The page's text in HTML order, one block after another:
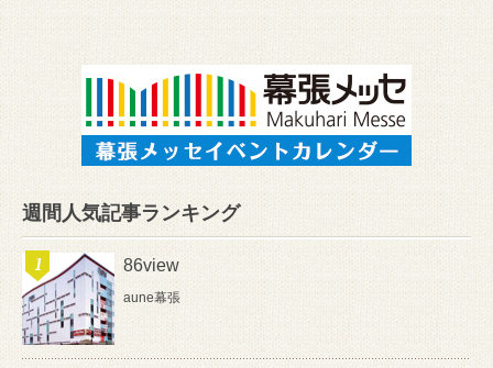
週間人気記事ランキング
86view
aune幕張